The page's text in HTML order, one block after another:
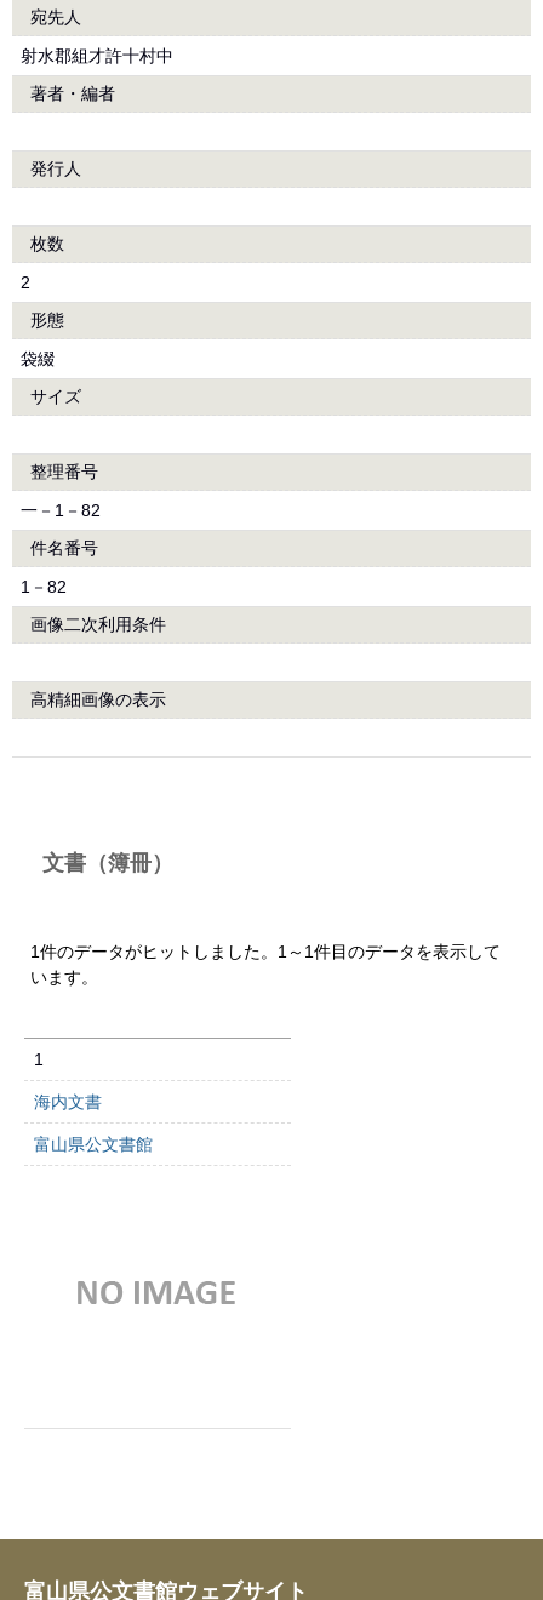
宛先人
射水郡組才許十村中
著者・編者
発行人
枚数
2
形態
袋綴
サイズ
整理番号
一－1－82
件名番号
1－82
画像二次利用条件
高精細画像の表示
文書（簿冊）
1件のデータがヒットしました。1～1件目のデータを表示して
います。
1
海内文書
富山県公文書館
富山県公文書館ウェブサイト